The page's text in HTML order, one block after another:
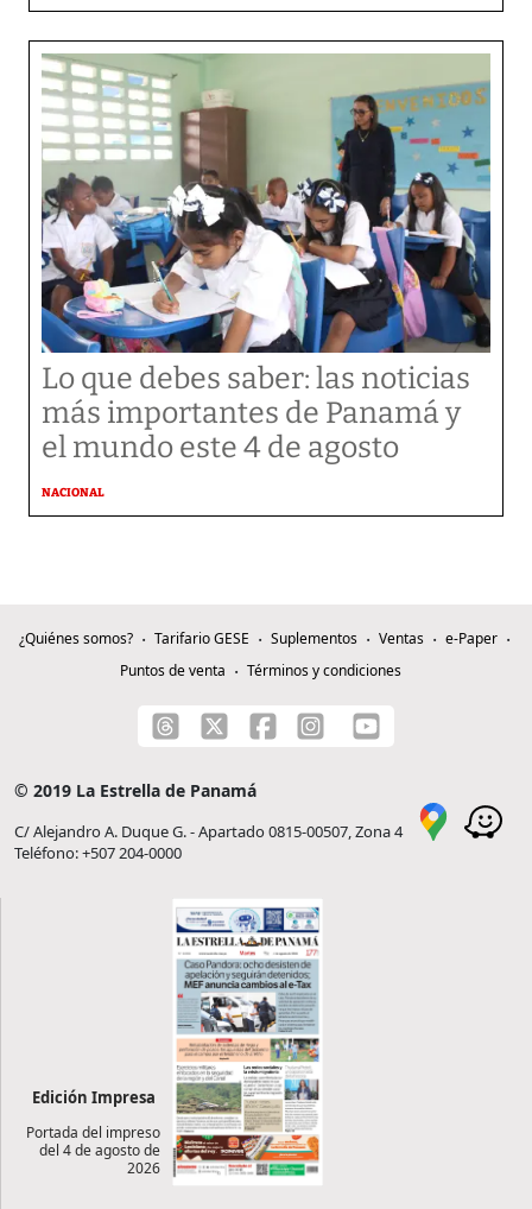
Lo que debes saber: las noticias
más importantes de Panamá y
el mundo este 4 de agosto
NACIONAL
¿Quiénes somos? Tarifario GESE Suplementos Ventas
e-Paper
Puntos de venta
Términos y condiciones
© 2019 La Estrella de Panamá
C/ Alejandro A. Duque G. - Apartado 0815-00507, Zona 4
Teléfono: +507 204-0000
Edición Impresa
Portada del impreso
del 4 de agosto de
2026